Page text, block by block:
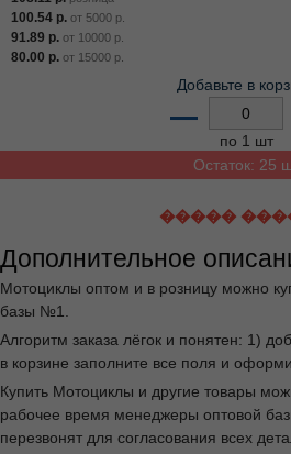
100.54 р. от 5000 р.
91.89 р. от 10000 р.
80.00 р. от 15000 р.
Добавьте в
–
по 1 шт
Остаток: 25
�����
Дополнительное
Мотоциклы оптом и в розницу можно
базы №1.
Алгоритм заказа лёгок и понятен: 1)
в корзине заполните все поля и
Купить Мотоциклы и другие товары
рабочее время менеджеры оптовой
перезвонят для согласования всех